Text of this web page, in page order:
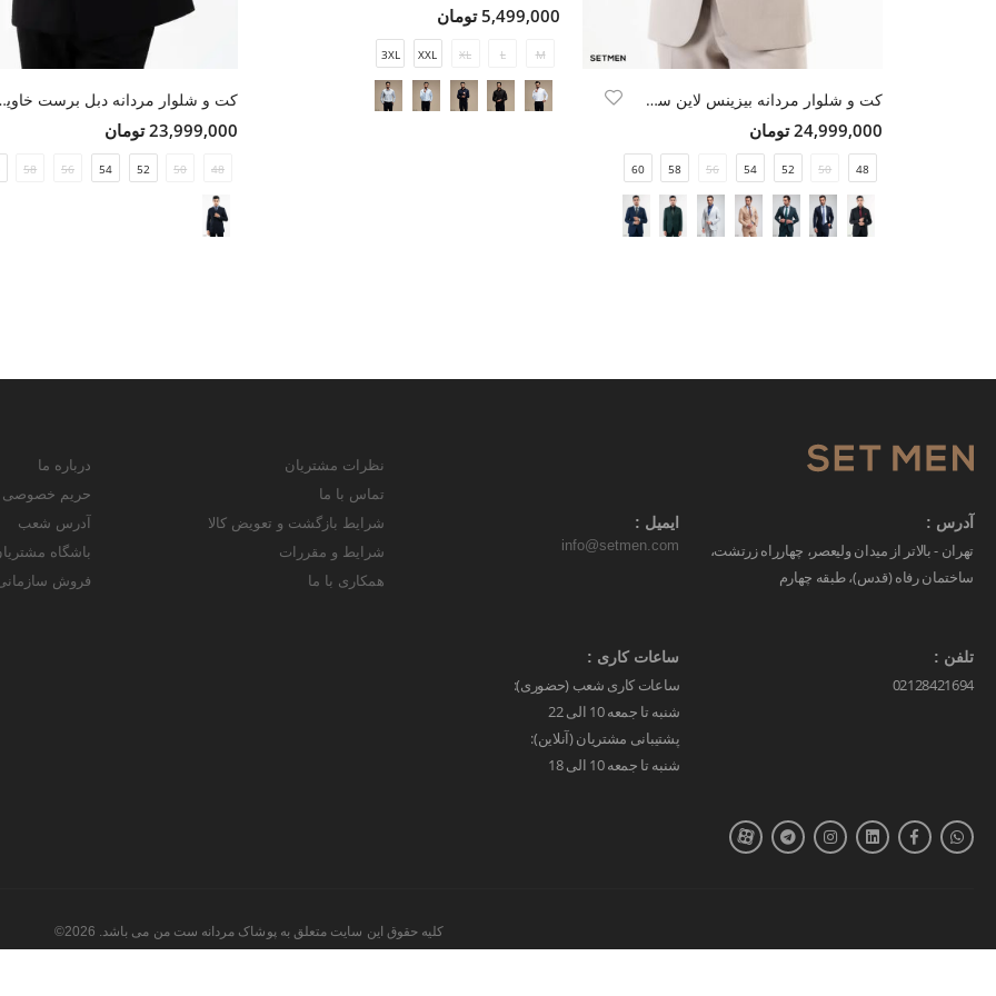
کت و شلوار مردانه بیزینس لاین ست من
24,999,000 تومان
48
50
52
54
56
58
60
5,499,000 تومان
M
L
XL
XXL
3XL
کت و شلوار
23,999,000 تومان
48
50
52
54
56
58
آدرس :
تهران - بالاتر از میدان ولیعصر، چهارراه زرتشت،
ساختمان رفاه (قدس)، طبقه چهارم
ایمیل :
info@setmen.com
تلفن :
02128421694
ساعات کاری :
ساعات کاری شعب (حضوری):
شنبه تا جمعه 10 الی 22
پشتیبانی مشتریان (آنلاین):
شنبه تا جمعه 10 الی 18
نظرات مشتریان
تماس با ما
شرایط بازگشت و تعویض کالا
شرایط و مقررات
همکاری با ما
درباره ما
حریم خصوصی
آدرس شعب
باشگاه
فروش
کلیه حقوق این سایت متعلق به پوشاک مردانه ست من می باشد. 2026©